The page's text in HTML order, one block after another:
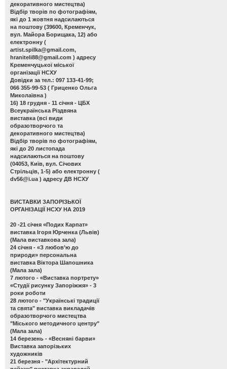
декоративного мистецтва)
Відбір творів по фотографіям,
які до 1 жовтня надсилаються
на поштову (39600, Кременчук,
вул. Майора Борищака, 12) або
електронну (
artist.spilka@gmail.com,
hraniteli88@gmail.com ) адресу
Кременчуцької міської
організації НСХУ
Довідки за тел.: 097 133-41-99;
066 355-99-53 ( Гриценко Ольга
Миколаївна )
16) 18 грудня - 11 січня - ЦБХ
Всеукраїнська Різдвяна
виставка (всі види
образотворчого та
декоративного мистецтва)
Відбір творів по фотографіям,
які до 20 листопада
надсилаються на поштову
(04053, Київ, вул. Січових
Стрільців, 1-5) або електронну (
dv56@i.ua ) адресу ДВ НСХУ
ВИСТАВКИ ЗАПОРІЗЬКОЇ
ОРГАНІЗАЦІЇ НСХУ НА 2019
20 -21 січня «Подих Карпат»
виставка Ігоря Юрченка (Львів)
(Мала виставкова зала)
24 січня - «З любов’ю до
природи» персональна
виставка Віктора Шапошника
(Мала зала)
7 лютого - «Виставка портрету»
«Студії рисунку Запоріжжя» - 3
роки роботи
28 лютого - "Українські традиції
та свята" виставка викладачів
образотворчого мистецтва
"Міського методичного центру"
(Мала зала)
14 березень - «Весняні барви»
Виставка запорізьких
художників
21 березня - "Архітектурний